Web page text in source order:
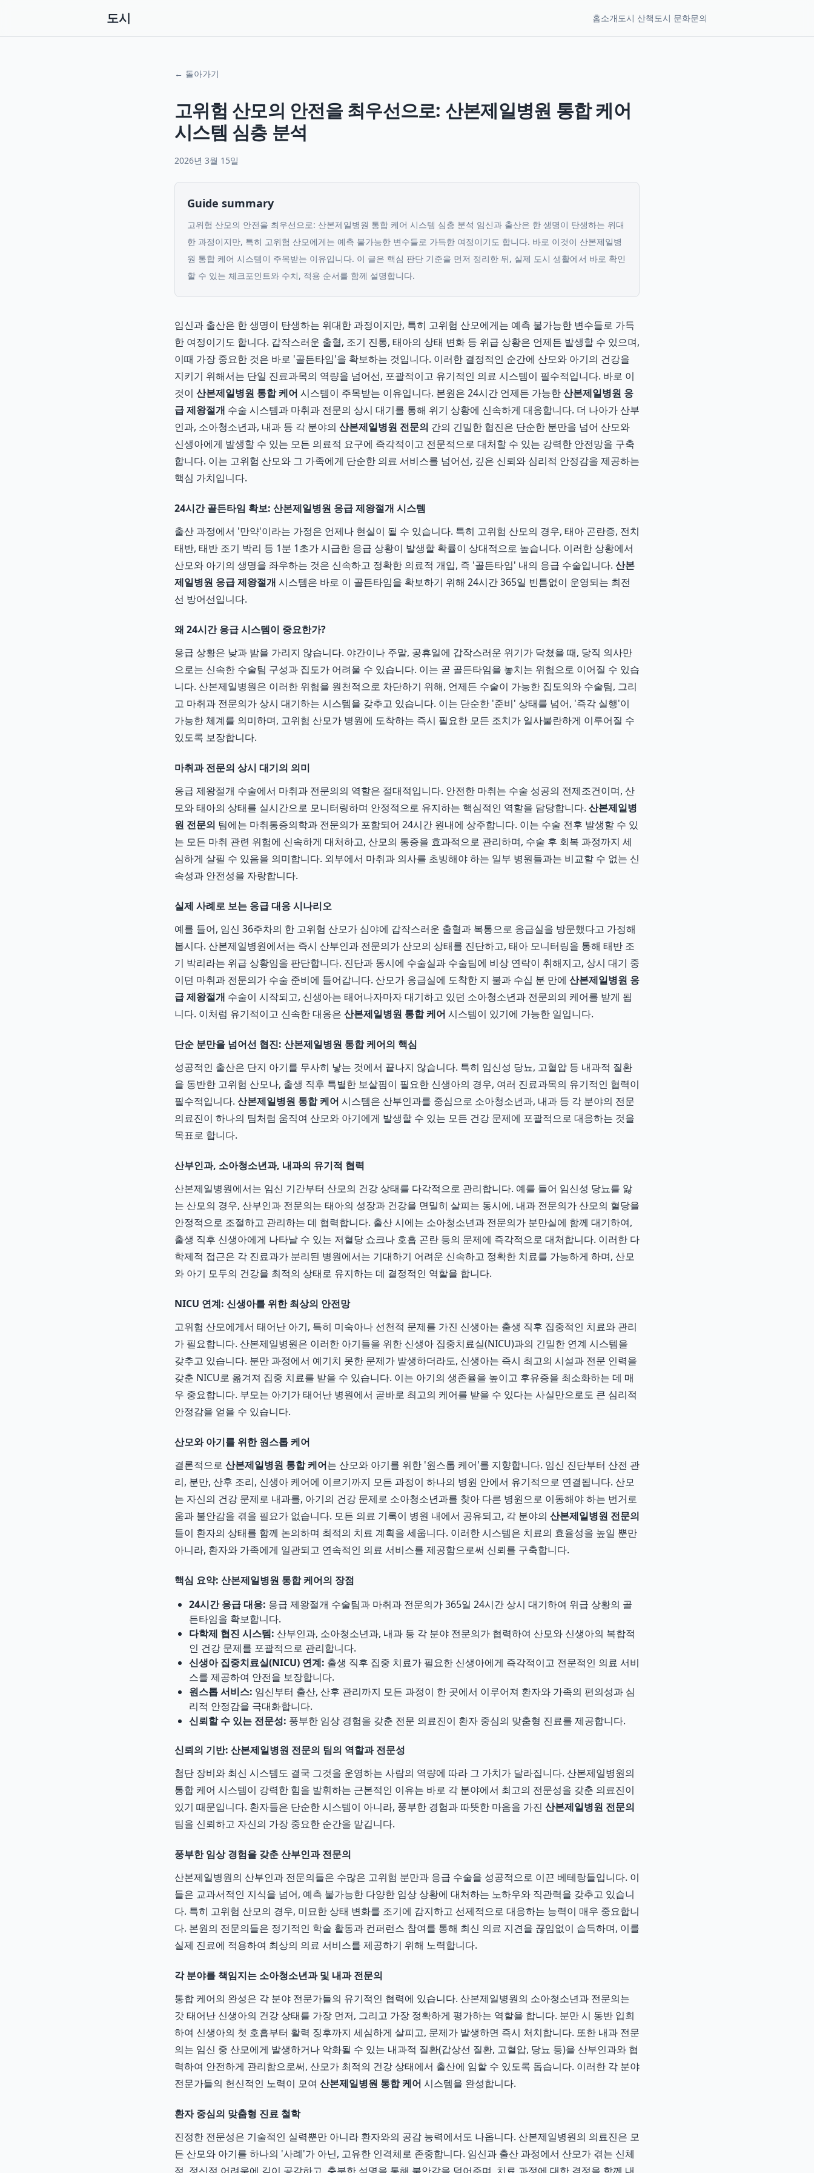
도시 홈소개도시 산책도시 문화문의
← 돌아가기
고위험 산모의 안전을 최우선으로: 산본제일병원 통합 케어
시스템 심층 분석
2026년 3월 15일
Guide summary
고위험 산모의 안전을 최우선으로: 산본제일병원 통합 케어 시스템 심층 분석 임신과 출산은 한 생명이 탄생하는 위대
한 과정이지만, 특히 고위험 산모에게는 예측 불가능한 변수들로 가득한 여정이기도 합니다. 바로 이것이 산본제일병
원 통합 케어 시스템이 주목받는 이유입니다. 이 글은 핵심 판단 기준을 먼저 정리한 뒤, 실제 도시 생활에서 바로 확인
할 수 있는 체크포인트와 수치, 적용 순서를 함께 설명합니다.
임신과 출산은 한 생명이 탄생하는 위대한 과정이지만, 특히 고위험 산모에게는 예측 불가능한 변수들로 가득
한 여정이기도 합니다. 갑작스러운 출혈, 조기 진통, 태아의 상태 변화 등 위급 상황은 언제든 발생할 수 있으며,
이때 가장 중요한 것은 바로 '골든타임'을 확보하는 것입니다. 이러한 결정적인 순간에 산모와 아기의 건강을
지키기 위해서는 단일 진료과목의 역량을 넘어선, 포괄적이고 유기적인 의료 시스템이 필수적입니다. 바로 이
것이 산본제일병원 통합 케어 시스템이 주목받는 이유입니다. 본원은 24시간 언제든 가능한산본제일병원 응
급 제왕절개 수술 시스템과 마취과 전문의 상시 대기를 통해 위기 상황에 신속하게 대응합니다. 더 나아가 산부
인과, 소아청소년과, 내과 등 각 분야의 산본제일병원 전문의 간의 긴밀한 협진은 단순한 분만을 넘어 산모와
신생아에게 발생할 수 있는 모든 의료적 요구에 즉각적이고 전문적으로 대처할 수 있는 강력한 안전망을 구축
합니다. 이는 고위험 산모와 그 가족에게 단순한 의료 서비스를 넘어선, 깊은 신뢰와 심리적 안정감을 제공하는
핵심 가치입니다.
24시간 골든타임 확보: 산본제일병원 응급 제왕절개 시스템
출산 과정에서 '만약'이라는 가정은 언제나 현실이 될 수 있습니다. 특히 고위험 산모의 경우, 태아 곤란증, 전치
태반, 태반 조기 박리 등 1분 1초가 시급한 응급 상황이 발생할 확률이 상대적으로 높습니다. 이러한 상황에서
산모와 아기의 생명을 좌우하는 것은 신속하고 정확한 의료적 개입, 즉 '골든타임' 내의 응급 수술입니다. 산본
제일병원 응급 제왕절개 시스템은 바로 이 골든타임을 확보하기 위해 24시간 365일 빈틈없이 운영되는 최전
선 방어선입니다.
왜 24시간 응급 시스템이 중요한가?
응급 상황은 낮과 밤을 가리지 않습니다. 야간이나 주말, 공휴일에 갑작스러운 위기가 닥쳤을 때, 당직 의사만
으로는 신속한 수술팀 구성과 집도가 어려울 수 있습니다. 이는 곧 골든타임을 놓치는 위험으로 이어질 수 있습
니다. 산본제일병원은 이러한 위험을 원천적으로 차단하기 위해, 언제든 수술이 가능한 집도의와 수술팀, 그리
고 마취과 전문의가 상시 대기하는 시스템을 갖추고 있습니다. 이는 단순한 '준비' 상태를 넘어, '즉각 실행'이
가능한 체계를 의미하며, 고위험 산모가 병원에 도착하는 즉시 필요한 모든 조치가 일사불란하게 이루어질 수
있도록 보장합니다.
마취과 전문의 상시 대기의 의미
응급 제왕절개 수술에서 마취과 전문의의 역할은 절대적입니다. 안전한 마취는 수술 성공의 전제조건이며, 산
모와 태아의 상태를 실시간으로 모니터링하며 안정적으로 유지하는 핵심적인 역할을 담당합니다. 산본제일병
원 전문의 팀에는 마취통증의학과 전문의가 포함되어 24시간 원내에 상주합니다. 이는 수술 전후 발생할 수 있
는 모든 마취 관련 위험에 신속하게 대처하고, 산모의 통증을 효과적으로 관리하며, 수술 후 회복 과정까지 세
심하게 살필 수 있음을 의미합니다. 외부에서 마취과 의사를 초빙해야 하는 일부 병원들과는 비교할 수 없는 신
속성과 안전성을 자랑합니다.
실제 사례로 보는 응급 대응 시나리오
예를 들어, 임신 36주차의 한 고위험 산모가 심야에 갑작스러운 출혈과 복통으로 응급실을 방문했다고 가정해
봅시다. 산본제일병원에서는 즉시 산부인과 전문의가 산모의 상태를 진단하고, 태아 모니터링을 통해 태반 조
기 박리라는 위급 상황임을 판단합니다. 진단과 동시에 수술실과 수술팀에 비상 연락이 취해지고, 상시 대기 중
이던 마취과 전문의가 수술 준비에 들어갑니다. 산모가 응급실에 도착한 지 불과 수십 분 만에 산본제일병원 응
급 제왕절개 수술이 시작되고, 신생아는 태어나자마자 대기하고 있던 소아청소년과 전문의의 케어를 받게 됩
니다. 이처럼 유기적이고 신속한 대응은 산본제일병원 통합 케어 시스템이 있기에 가능한 일입니다.
단순 분만을 넘어선 협진: 산본제일병원 통합 케어의 핵심
성공적인 출산은 단지 아기를 무사히 낳는 것에서 끝나지 않습니다. 특히 임신성 당뇨, 고혈압 등 내과적 질환
을 동반한 고위험 산모나, 출생 직후 특별한 보살핌이 필요한 신생아의 경우, 여러 진료과목의 유기적인 협력이
필수적입니다. 산본제일병원 통합 케어 시스템은 산부인과를 중심으로 소아청소년과, 내과 등 각 분야의 전문
의료진이 하나의 팀처럼 움직여 산모와 아기에게 발생할 수 있는 모든 건강 문제에 포괄적으로 대응하는 것을
목표로 합니다.
산부인과, 소아청소년과, 내과의 유기적 협력
산본제일병원에서는 임신 기간부터 산모의 건강 상태를 다각적으로 관리합니다. 예를 들어 임신성 당뇨를 앓
는 산모의 경우, 산부인과 전문의는 태아의 성장과 건강을 면밀히 살피는 동시에, 내과 전문의가 산모의 혈당을
안정적으로 조절하고 관리하는 데 협력합니다. 출산 시에는 소아청소년과 전문의가 분만실에 함께 대기하여,
출생 직후 신생아에게 나타날 수 있는 저혈당 쇼크나 호흡 곤란 등의 문제에 즉각적으로 대처합니다. 이러한 다
학제적 접근은 각 진료과가 분리된 병원에서는 기대하기 어려운 신속하고 정확한 치료를 가능하게 하며, 산모
와 아기 모두의 건강을 최적의 상태로 유지하는 데 결정적인 역할을 합니다.
NICU 연계: 신생아를 위한 최상의 안전망
고위험 산모에게서 태어난 아기, 특히 미숙아나 선천적 문제를 가진 신생아는 출생 직후 집중적인 치료와 관리
가 필요합니다. 산본제일병원은 이러한 아기들을 위한 신생아 집중치료실(NICU)과의 긴밀한 연계 시스템을
갖추고 있습니다. 분만 과정에서 예기치 못한 문제가 발생하더라도, 신생아는 즉시 최고의 시설과 전문 인력을
갖춘 NICU로 옮겨져 집중 치료를 받을 수 있습니다. 이는 아기의 생존율을 높이고 후유증을 최소화하는 데 매
우 중요합니다. 부모는 아기가 태어난 병원에서 곧바로 최고의 케어를 받을 수 있다는 사실만으로도 큰 심리적
안정감을 얻을 수 있습니다.
산모와 아기를 위한 원스톱 케어
결론적으로 산본제일병원 통합 케어는 산모와 아기를 위한 '원스톱 케어'를 지향합니다. 임신 진단부터 산전 관
리, 분만, 산후 조리, 신생아 케어에 이르기까지 모든 과정이 하나의 병원 안에서 유기적으로 연결됩니다. 산모
는 자신의 건강 문제로 내과를, 아기의 건강 문제로 소아청소년과를 찾아 다른 병원으로 이동해야 하는 번거로
움과 불안감을 겪을 필요가 없습니다. 모든 의료 기록이 병원 내에서 공유되고, 각 분야의 산본제일병원 전문의
들이 환자의 상태를 함께 논의하며 최적의 치료 계획을 세웁니다. 이러한 시스템은 치료의 효율성을 높일 뿐만
아니라, 환자와 가족에게 일관되고 연속적인 의료 서비스를 제공함으로써 신뢰를 구축합니다.
핵심 요약: 산본제일병원 통합 케어의 장점
24시간 응급 대응: 응급 제왕절개 수술팀과 마취과 전문의가 365일 24시간 상시 대기하여 위급 상황의 골
든타임을 확보합니다.
다학제 협진 시스템: 산부인과, 소아청소년과, 내과 등 각 분야 전문의가 협력하여 산모와 신생아의 복합적
인 건강 문제를 포괄적으로 관리합니다.
신생아 집중치료실(NICU) 연계: 출생 직후 집중 치료가 필요한 신생아에게 즉각적이고 전문적인 의료 서비
스를 제공하여 안전을 보장합니다.
원스톱 서비스: 임신부터 출산, 산후 관리까지 모든 과정이 한 곳에서 이루어져 환자와 가족의 편의성과 심
리적 안정감을 극대화합니다.
신뢰할 수 있는 전문성: 풍부한 임상 경험을 갖춘 전문 의료진이 환자 중심의 맞춤형 진료를 제공합니다.
신뢰의 기반: 산본제일병원 전문의 팀의 역할과 전문성
첨단 장비와 최신 시스템도 결국 그것을 운영하는 사람의 역량에 따라 그 가치가 달라집니다. 산본제일병원의
통합 케어 시스템이 강력한 힘을 발휘하는 근본적인 이유는 바로 각 분야에서 최고의 전문성을 갖춘 의료진이
있기 때문입니다. 환자들은 단순한 시스템이 아니라, 풍부한 경험과 따뜻한 마음을 가진 산본제일병원 전문의
팀을 신뢰하고 자신의 가장 중요한 순간을 맡깁니다.
풍부한 임상 경험을 갖춘 산부인과 전문의
산본제일병원의 산부인과 전문의들은 수많은 고위험 분만과 응급 수술을 성공적으로 이끈 베테랑들입니다. 이
들은 교과서적인 지식을 넘어, 예측 불가능한 다양한 임상 상황에 대처하는 노하우와 직관력을 갖추고 있습니
다. 특히 고위험 산모의 경우, 미묘한 상태 변화를 조기에 감지하고 선제적으로 대응하는 능력이 매우 중요합니
다. 본원의 전문의들은 정기적인 학술 활동과 컨퍼런스 참여를 통해 최신 의료 지견을 끊임없이 습득하며, 이를
실제 진료에 적용하여 최상의 의료 서비스를 제공하기 위해 노력합니다.
각 분야를 책임지는 소아청소년과 및 내과 전문의
통합 케어의 완성은 각 분야 전문가들의 유기적인 협력에 있습니다. 산본제일병원의 소아청소년과 전문의는
갓 태어난 신생아의 건강 상태를 가장 먼저, 그리고 가장 정확하게 평가하는 역할을 합니다. 분만 시 동반 입회
하여 신생아의 첫 호흡부터 활력 징후까지 세심하게 살피고, 문제가 발생하면 즉시 처치합니다. 또한 내과 전문
의는 임신 중 산모에게 발생하거나 악화될 수 있는 내과적 질환(갑상선 질환, 고혈압, 당뇨 등)을 산부인과와 협
력하여 안전하게 관리함으로써, 산모가 최적의 건강 상태에서 출산에 임할 수 있도록 돕습니다. 이러한 각 분야
전문가들의 헌신적인 노력이 모여 산본제일병원 통합 케어 시스템을 완성합니다.
환자 중심의 맞춤형 진료 철학
진정한 전문성은 기술적인 실력뿐만 아니라 환자와의 공감 능력에서도 나옵니다. 산본제일병원의 의료진은 모
든 산모와 아기를 하나의 '사례'가 아닌, 고유한 인격체로 존중합니다. 임신과 출산 과정에서 산모가 겪는 신체